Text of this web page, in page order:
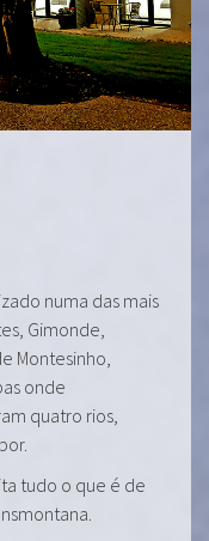
numa das mais
Gimonde,
Montesinho,
onde
quatro rios,
tudo o que é de